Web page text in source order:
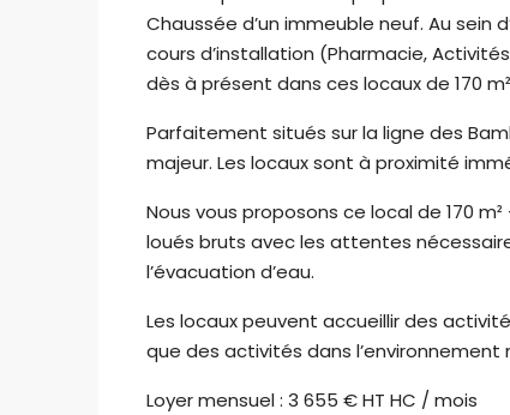
Chaussée d’un immeuble neuf. Au sein
cours d’installation (Pharmacie,
dès à présent dans ces locaux de 170
Parfaitement situés sur la ligne des
majeur. Les locaux sont à proximité
Nous vous proposons ce local de 170
loués bruts avec les attentes
l’évacuation d’eau.
Les locaux peuvent accueillir des
que des activités dans
Loyer mensuel : 3 655 € HT HC / mois